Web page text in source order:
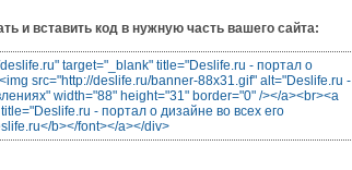
и вставить код в нужную часть вашего сайта:
target="_blank" title="Deslife.ru - портал о
src="http://deslife.ru/banner-88x31.gif" alt="Deslife.ru -
width="88" height="31" border="0" /></a><br><a
- портал о дизайне во всех его
b></font></a></div>